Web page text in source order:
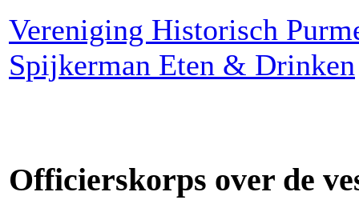
Vereniging Historisch
Spijkerman Eten & Drinken
Officierskorps over de